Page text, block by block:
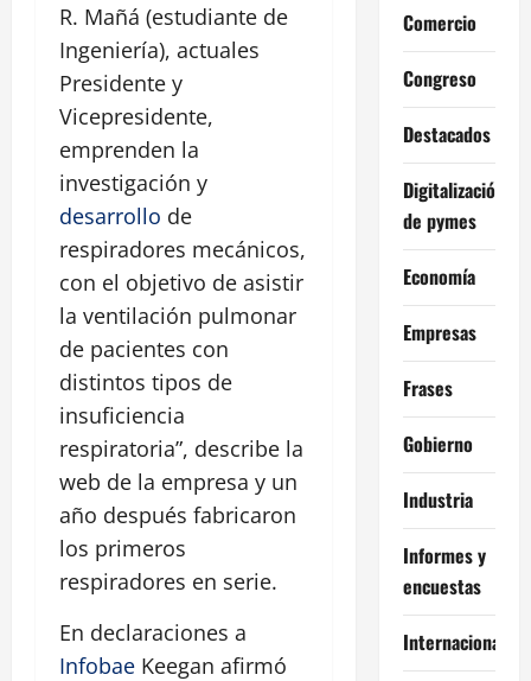
R. Mañá (estudiante de
Ingeniería), actuales
Presidente y
Vicepresidente,
emprenden la
investigación y
desarrollo de
respiradores mecánicos,
con el objetivo de asistir
la ventilación pulmonar
de pacientes con
distintos tipos de
insuficiencia
respiratoria”, describe la
web de la empresa y un
año después fabricaron
los primeros
respiradores en serie.
En declaraciones a
Infobae Keegan afirmó
Comercio
Congreso
Destacados
Digitalización
de pymes
Economía
Empresas
Frases
Gobierno
Industria
Informes y
encuestas
Internacional